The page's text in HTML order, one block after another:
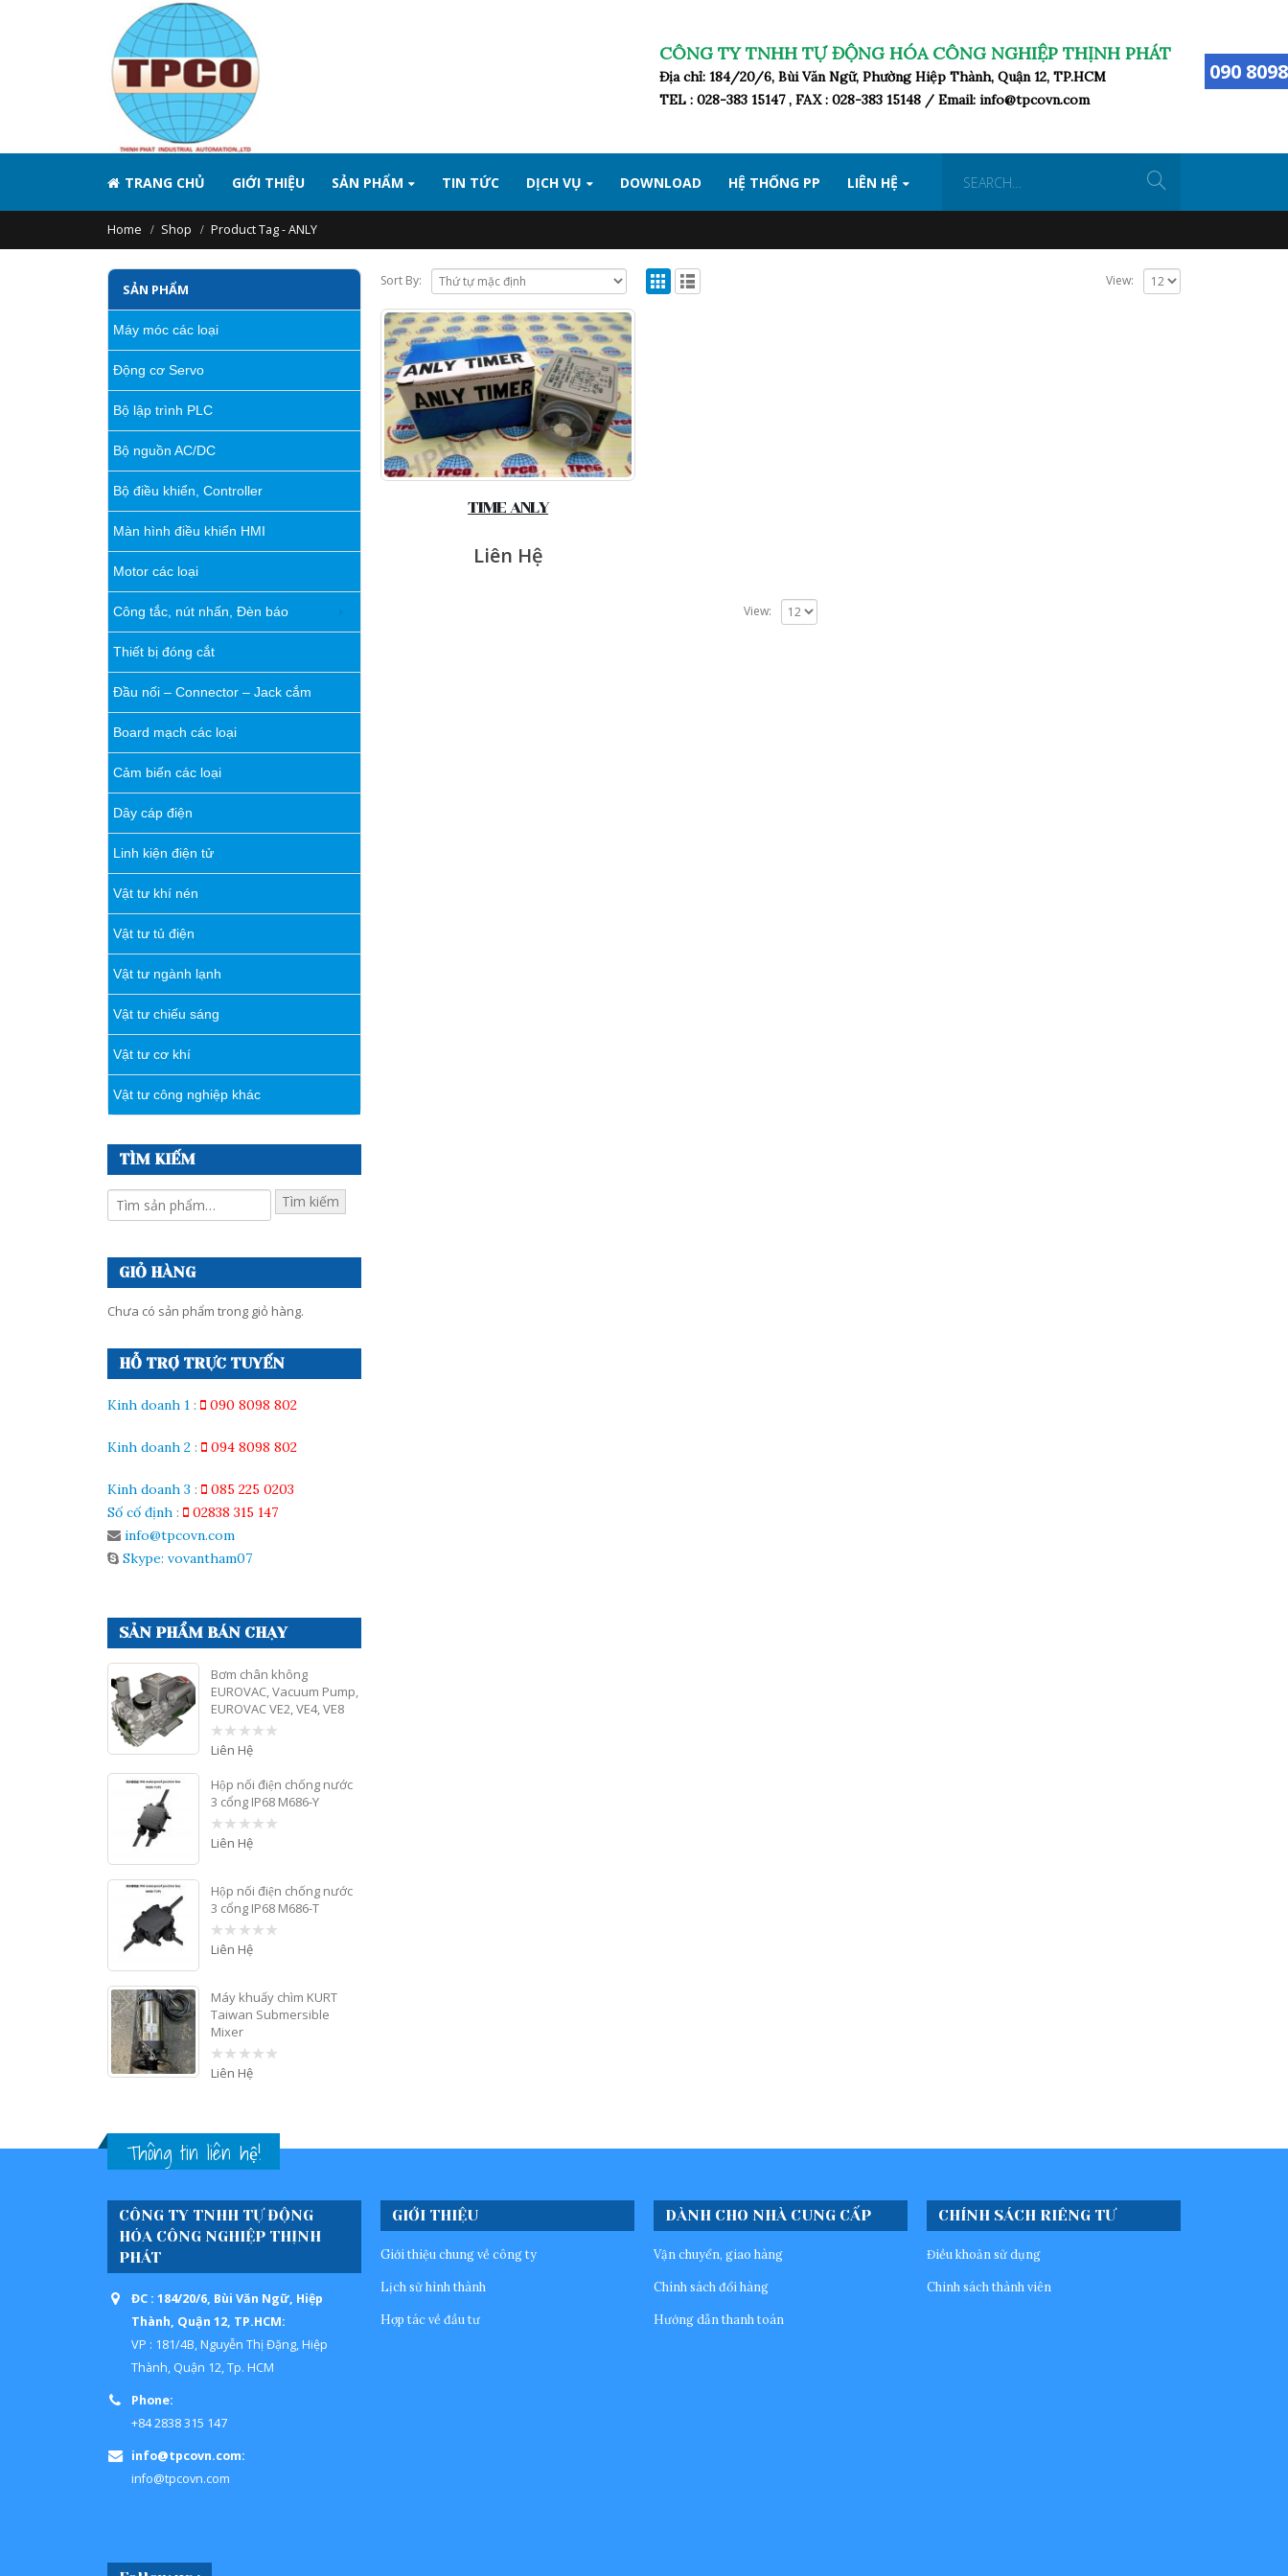
CÔNG TY TNHH TỰ ĐỘNG HÓA CÔNG NGHIỆP THỊNH PHÁT
Địa chỉ: 184/20/6, Bùi Văn Ngữ, Phường Hiệp Thành, Quận 12, TP.HCM
TEL : 028-383 15147 , FAX : 028-383 15148 / Email: info@tpcovn.com
090
TRANG CHỦ GIỚI THIỆU SẢN PHẨM TIN TỨC DỊCH VỤ DOWNLOAD HỆ THỐNG PP LIÊN HỆ
Home Shop Product Tag -ANLY
Sort By: View:
TIME ANLY
Liên Hệ
View:
SẢN PHẨM
Máy móc các loại
Động cơ Servo
Bộ lập trình PLC
Bộ nguồn AC/DC
Bộ điều khiển, Controller
Màn hình điều khiển HMI
Motor các loại
Công tắc, nút nhấn, Đèn báo
Thiết bị đóng cắt
Đầu nối – Connector – Jack cắm
Board mạch các loại
Cảm biến các loại
Dây cáp điện
Linh kiện điện tử
Vật tư khí nén
Vật tư tủ điện
Vật tư ngành lạnh
Vật tư chiếu sáng
Vật tư cơ khí
Vật tư công nghiệp khác
TÌM KIẾM
Tìm kiếm
GIỎ HÀNG
Chưa có sản phẩm trong giỏ hàng.
HỖ TRỢ TRỰC TUYẾN
Kinh doanh 1 : 090 8098 802
Kinh doanh 2 : 094 8098 802
Kinh doanh 3 :
085 225 0203
Số cố định :
02838 315 147
info@tpcovn.com
Skype: vovantham07
SẢN PHẨM BÁN CHẠY
Bơm chân không
EUROVAC, Vacuum Pump,
EUROVAC VE2, VE4, VE8
0
5
Liên Hệ
Hộp nối điện chống nước
3 cổng IP68 M686-Y
0
Liên Hệ
Hộp nối điện chống nước
3 cổng IP68 M686-T
0
Liên Hệ
Máy khuấy chìm KURT
Taiwan Submersible
Mixer
0
Liên Hệ
Thông tin liên hệ!
CÔNG TY TNHH TỰ ĐỘNG
HÓA CÔNG NGHIỆP THỊNH
PHÁT
ĐC : 184/20/6, Bùi Văn Ngữ, Hiệp
Thành, Quận 12, TP.HCM:
VP : 181/4B, Nguyễn Thị Đặng, Hiệp
Thành, Quận 12, Tp. HCM
Phone:
+84 2838 315 147
info@tpcovn.com:
info@tpcovn.com
GIỚI THIỆU
Giới thiệu chung về công ty
Lịch sử hình thành
Hợp tác về đầu tư
DÀNH CHO NHÀ CUNG CẤP
Vận chuyển, giao hàng
Chính sách đổi hàng
Hướng dẫn thanh toán
CHÍNH SÁCH RIÊNG TƯ
Điều khoản sử dụng
Chinh sách thành viên